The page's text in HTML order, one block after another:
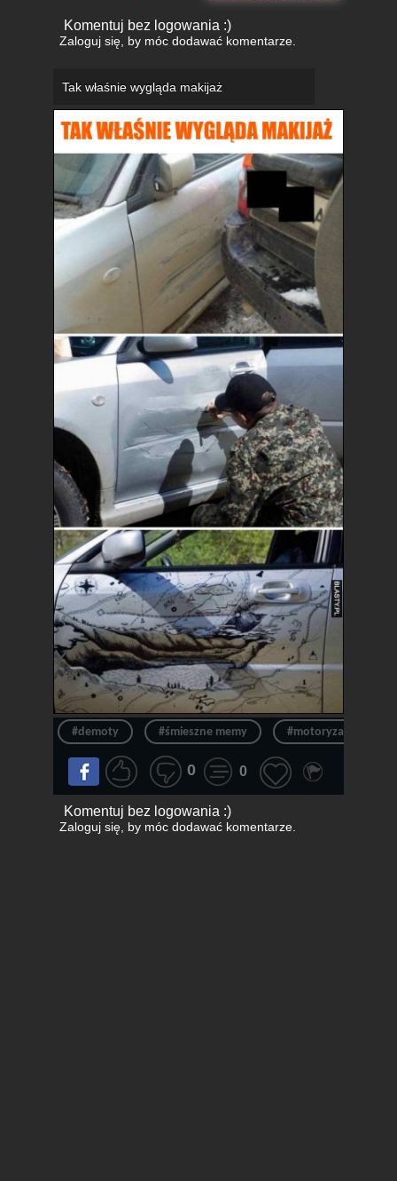
Komentuj bez logowania :)
Zaloguj się, by móc dodawać komentarze.
Tak właśnie wygląda makijaż
#demoty #śmieszne memy #motoryzacja
0 0
Komentuj bez logowania :)
Zaloguj się, by móc dodawać komentarze.